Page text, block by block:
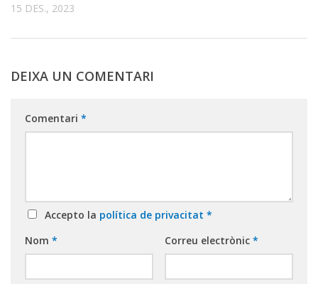
15 DES., 2023
DEIXA UN COMENTARI
Comentari *
Accepto la política de privacitat *
Nom * Correu electrònic *